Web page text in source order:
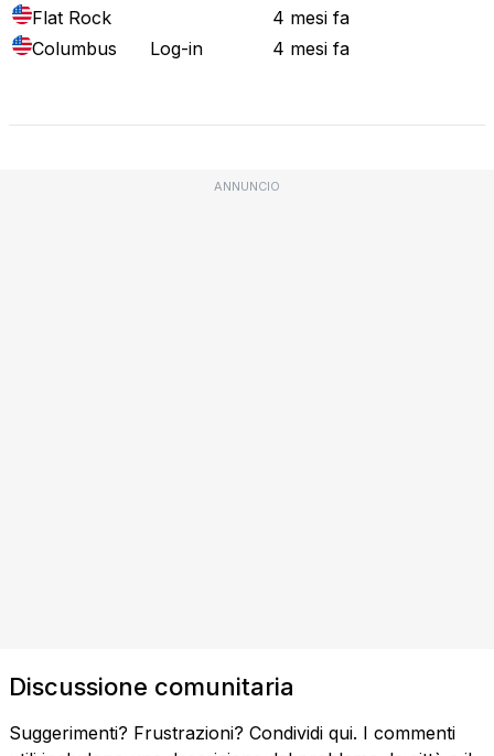
Flat Rock
4 mesi fa
Columbus
Log-in
4 mesi fa
ANNUNCIO
Discussione comunitaria
Suggerimenti? Frustrazioni? Condividi qui. I commenti